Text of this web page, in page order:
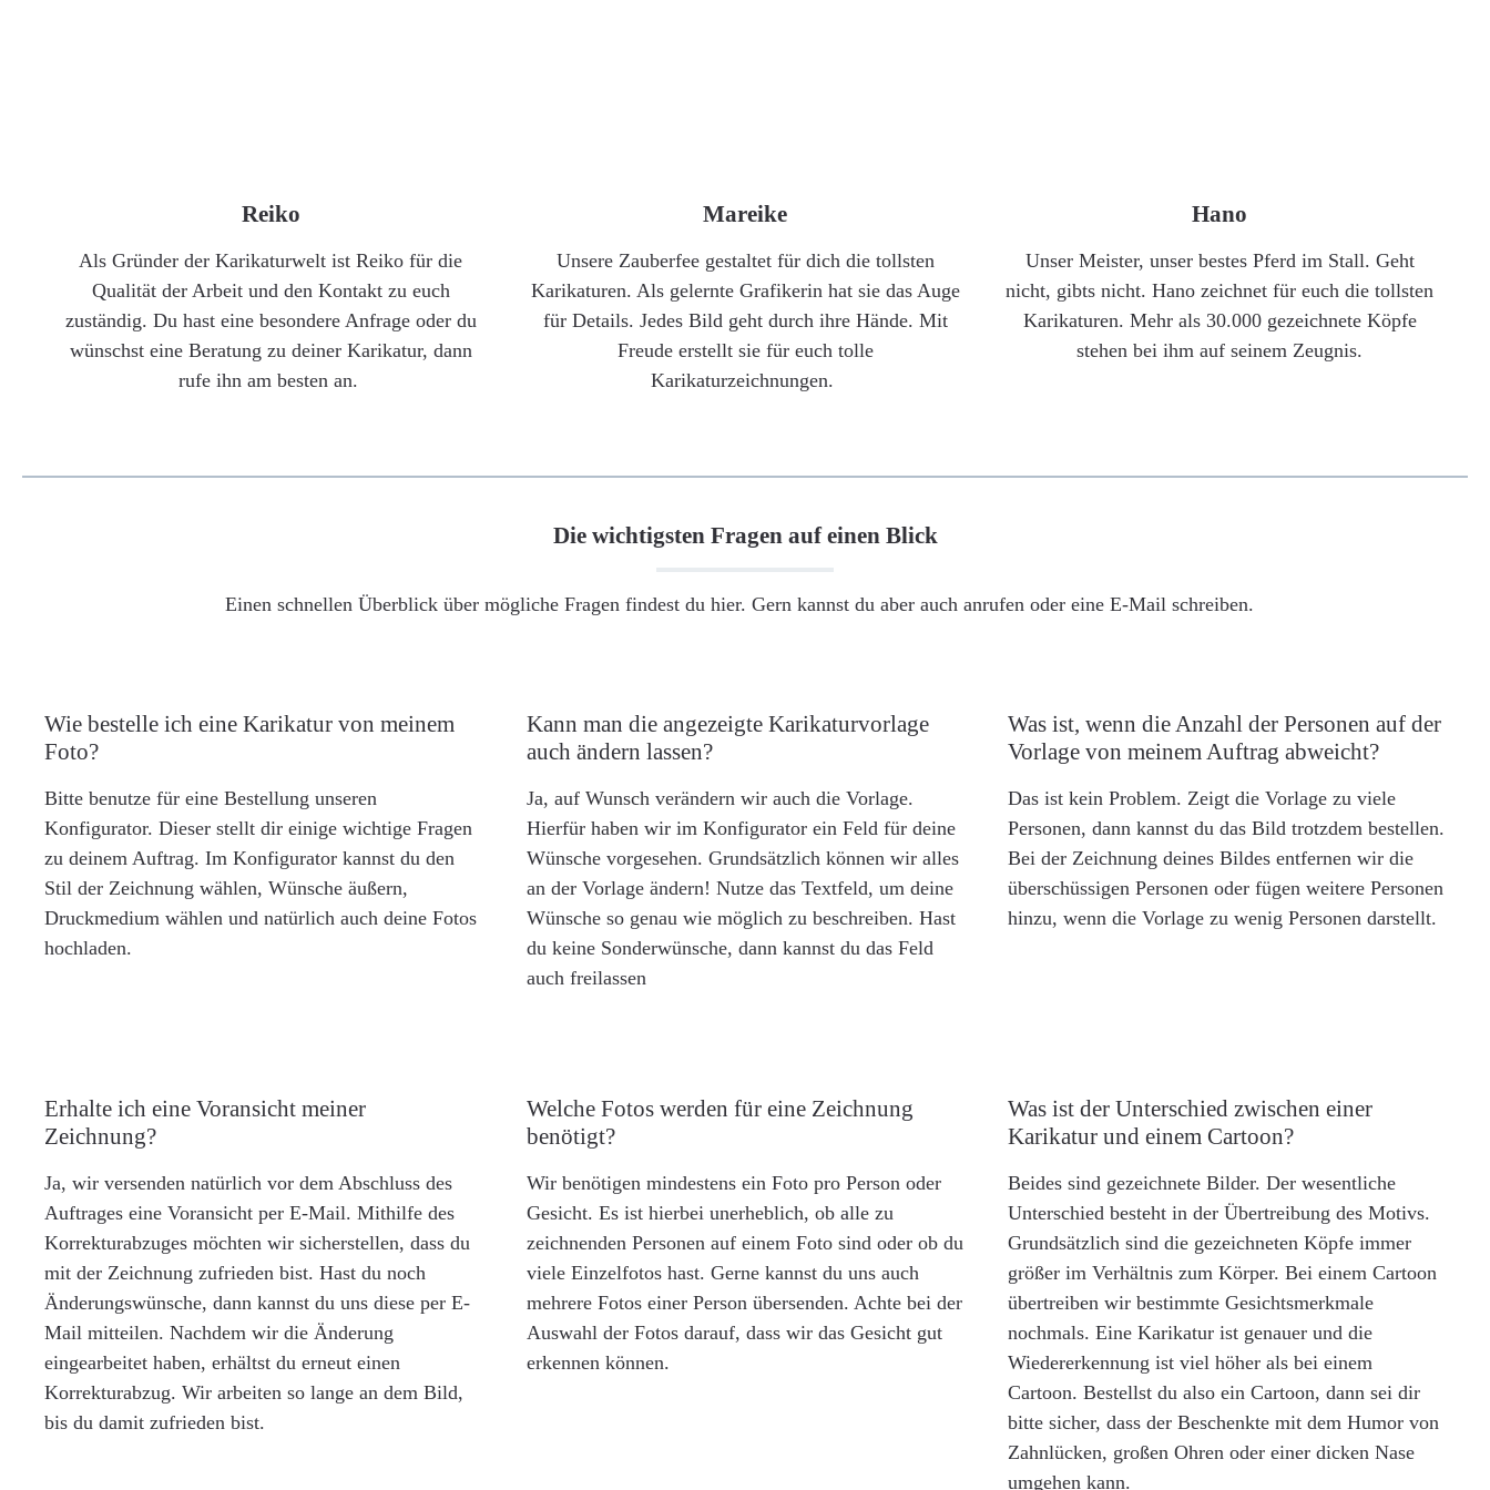
Reiko
Als Gründer der Karikaturwelt ist Reiko für die
Qualität der Arbeit und den Kontakt zu euch
zuständig. Du hast eine besondere Anfrage oder du
wünschst eine Beratung zu deiner Karikatur, dann
rufe ihn am besten an.
Mareike
Unsere Zauberfee gestaltet für dich die tollsten
Karikaturen. Als gelernte Grafikerin hat sie das Auge
für Details. Jedes Bild geht durch ihre Hände. Mit
Freude erstellt sie für euch tolle
Karikaturzeichnungen.
Hano
Unser Meister, unser bestes Pferd im Stall. Geht
nicht, gibts nicht. Hano zeichnet für euch die tollsten
Karikaturen. Mehr als 30.000 gezeichnete Köpfe
stehen bei ihm auf seinem Zeugnis.
Die wichtigsten Fragen auf einen Blick
Einen schnellen Überblick über mögliche Fragen findest du hier. Gern kannst du aber auch anrufen oder eine E-Mail schreiben.
Wie bestelle ich eine Karikatur von meinem
Foto?
Bitte benutze für eine Bestellung unseren
Konfigurator. Dieser stellt dir einige wichtige Fragen
zu deinem Auftrag. Im Konfigurator kannst du den
Stil der Zeichnung wählen, Wünsche äußern,
Druckmedium wählen und natürlich auch deine Fotos
hochladen.
Kann man die angezeigte Karikaturvorlage
auch ändern lassen?
Ja, auf Wunsch verändern wir auch die Vorlage.
Hierfür haben wir im Konfigurator ein Feld für deine
Wünsche vorgesehen. Grundsätzlich können wir alles
an der Vorlage ändern! Nutze das Textfeld, um deine
Wünsche so genau wie möglich zu beschreiben. Hast
du keine Sonderwünsche, dann kannst du das Feld
auch freilassen
Was ist, wenn die Anzahl der Personen auf der
Vorlage von meinem Auftrag abweicht?
Das ist kein Problem. Zeigt die Vorlage zu viele
Personen, dann kannst du das Bild trotzdem bestellen.
Bei der Zeichnung deines Bildes entfernen wir die
überschüssigen Personen oder fügen weitere Personen
hinzu, wenn die Vorlage zu wenig Personen darstellt.
Erhalte ich eine Voransicht meiner
Zeichnung?
Ja, wir versenden natürlich vor dem Abschluss des
Auftrages eine Voransicht per E-Mail. Mithilfe des
Korrekturabzuges möchten wir sicherstellen, dass du
mit der Zeichnung zufrieden bist. Hast du noch
Änderungswünsche, dann kannst du uns diese per E-
Mail mitteilen. Nachdem wir die Änderung
eingearbeitet haben, erhältst du erneut einen
Korrekturabzug. Wir arbeiten so lange an dem Bild,
bis du damit zufrieden bist.
Welche Fotos werden für eine Zeichnung
benötigt?
Wir benötigen mindestens ein Foto pro Person oder
Gesicht. Es ist hierbei unerheblich, ob alle zu
zeichnenden Personen auf einem Foto sind oder ob du
viele Einzelfotos hast. Gerne kannst du uns auch
mehrere Fotos einer Person übersenden. Achte bei der
Auswahl der Fotos darauf, dass wir das Gesicht gut
erkennen können.
Was ist der Unterschied zwischen einer
Karikatur und einem Cartoon?
Beides sind gezeichnete Bilder. Der wesentliche
Unterschied besteht in der Übertreibung des Motivs.
Grundsätzlich sind die gezeichneten Köpfe immer
größer im Verhältnis zum Körper. Bei einem Cartoon
übertreiben wir bestimmte Gesichtsmerkmale
nochmals. Eine Karikatur ist genauer und die
Wiedererkennung ist viel höher als bei einem
Cartoon. Bestellst du also ein Cartoon, dann sei dir
bitte sicher, dass der Beschenkte mit dem Humor von
Zahnlücken, großen Ohren oder einer dicken Nase
umgehen kann.